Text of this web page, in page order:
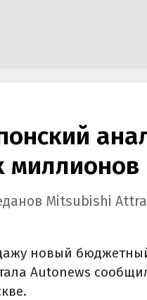
миллионов
Mitsubishi
новый
Autonews